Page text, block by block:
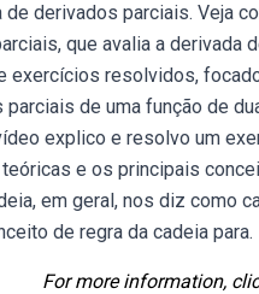
de derivados parciais. Veja
que avalia a derivada
resolvidos,
de uma função de
explico e resolvo um
e os principais
em geral, nos diz como
de regra da cadeia para.
For more information,